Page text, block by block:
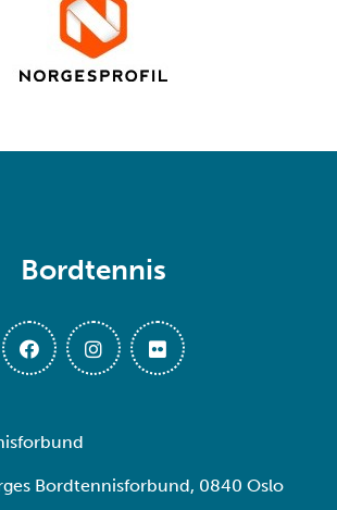
Bordtennis
Bordtennisforbund, 0840 Oslo